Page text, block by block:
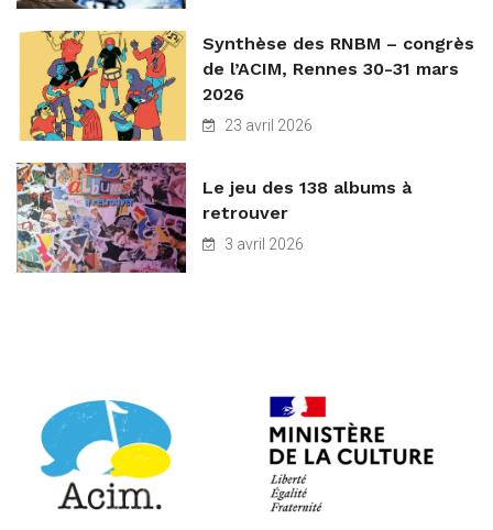
Synthèse des RNBM – congrès
de l’ACIM, Rennes 30-31 mars
2026
23 avril 2026
Le jeu des 138 albums à
retrouver
3 avril 2026